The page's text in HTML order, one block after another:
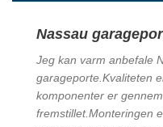
Nassau
Jeg kan varm anbefale
garageporte.Kvaliteten
komponenter er
fremstillet.Monteringen